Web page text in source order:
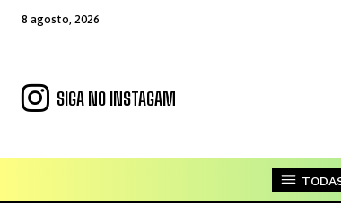
8 agosto, 2026
SIGA NO INSTAGAM